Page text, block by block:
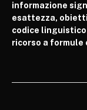
informazione
esattezza,
codice
ricorso a formule